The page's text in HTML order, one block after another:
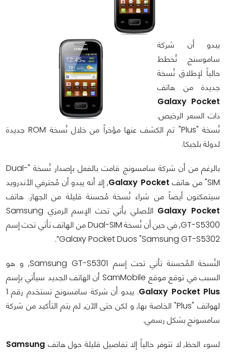
يبدو أن شركة
ساموسنج تُخطط
حالياً لإطلاق نُسخة
جديدة من هاتف
Galaxy Pocket
ذات السعر الرخيص.
نُسخة "Plus" تم الكشف عنها مؤخراً من خلال نُسخة ROM جديدة
لدولة بلجيكا.
بالرغم من أن شركة سامسونج قامت بالفعل بإصدار نُسخة "Dual-
SIM" من هاتف
Galaxy Pocket
, إلا أنه يبدو أن مُحترفي الأندرويد
سيتمكنون أيضاً من شراء نُسخة مُحسنة قليلة من الجهاز. هاتف
Galaxy Pocket
الأصلي يأتي تحت الإسم الرمزي Samsung
GT-S5300, في حين أن نُسخة Dual-SIM من الهاتف تأتي تحت إسم
Galaxy Pocket Duos "Samsung GT-S5302”.
النُسخة المُحسنة تأتي تحت إسم Samsung GT-S5301, و هو
السبب في توقع موقع SamMobile أن الهاتف الجديد سيأتي بإسم
Galaxy Pocket Plus
. يبدو أن شركة سامسونج تستخدم رقم 1
لهواتف "Plus" الخاصة بها, و لكن حتى الآن, لم يتم التأكيد من شركة
سامسونج بشكل رسمي.
لسوء الحظ, لا تتوفر حالياً إلا تفاصيل قليلة حول هاتف Samsung